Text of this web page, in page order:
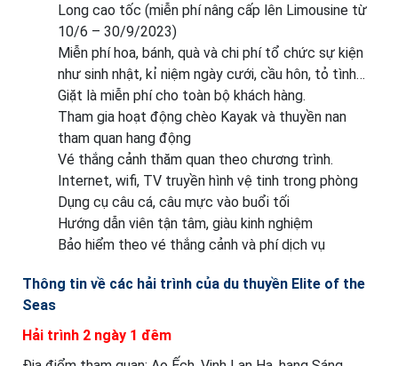
Long cao tốc (miễn phí nâng cấp lên Limousine từ
10/6 – 30/9/2023)
Miễn phí hoa, bánh, quà và chi phí tổ chức sự kiện
như sinh nhật, kỉ niệm ngày cưới, cầu hôn, tỏ tình…
Giặt là miễn phí cho toàn bộ khách hàng.
Tham gia hoạt động chèo Kayak và thuyền nan
tham quan hang động
Vé thắng cảnh thăm quan theo chương trình.
Internet, wifi, TV truyền hình vệ tinh trong phòng
Dụng cụ câu cá, câu mực vào buổi tối
Hướng dẫn viên tận tâm, giàu kinh nghiệm
Bảo hiểm theo vé thắng cảnh và phí dịch vụ
Thông tin về các hải trình của du thuyền Elite of the
Seas
Hải trình 2 ngày 1 đêm